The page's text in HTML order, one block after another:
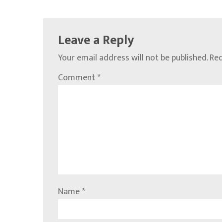
Leave a Reply
Your email address will not be published.
Comment*
Name*